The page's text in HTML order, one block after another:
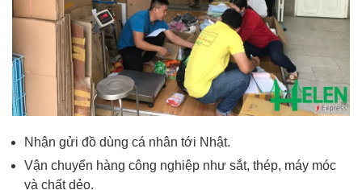
Nhận gửi đồ dùng cá nhân tới Nhật.
Vận chuyển hàng công nghiệp như sắt, thép, máy móc
và chất dẻo.